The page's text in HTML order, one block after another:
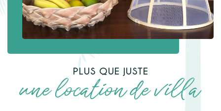
PLUS QUE JUSTE
une location de villa